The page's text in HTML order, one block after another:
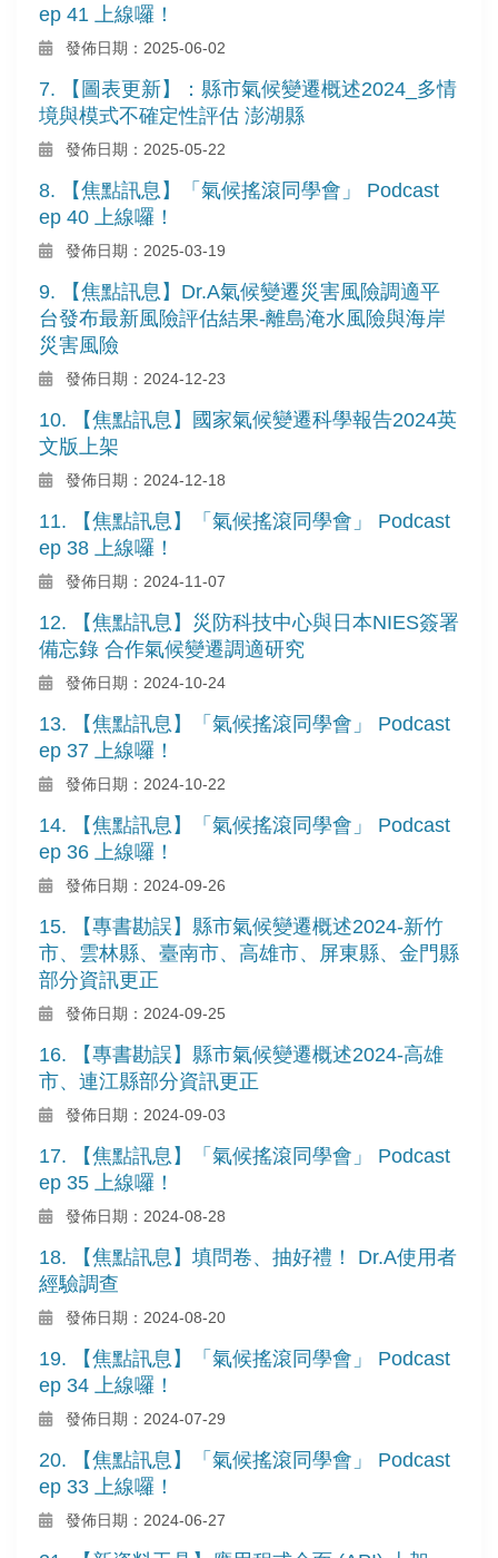
ep 41 上線囉！
發佈日期：2025-06-02
7. 【圖表更新】：縣市氣候變遷概述2024_多情
境與模式不確定性評估 澎湖縣
發佈日期：2025-05-22
8. 【焦點訊息】「氣候搖滾同學會」 Podcast
ep 40 上線囉！
發佈日期：2025-03-19
9. 【焦點訊息】Dr.A氣候變遷災害風險調適平
台發布最新風險評估結果-離島淹水風險與海岸
災害風險
發佈日期：2024-12-23
10. 【焦點訊息】國家氣候變遷科學報告2024英
文版上架
發佈日期：2024-12-18
11. 【焦點訊息】「氣候搖滾同學會」 Podcast
ep 38 上線囉！
發佈日期：2024-11-07
12. 【焦點訊息】災防科技中心與日本NIES簽署
備忘錄 合作氣候變遷調適研究
發佈日期：2024-10-24
13. 【焦點訊息】「氣候搖滾同學會」 Podcast
ep 37 上線囉！
發佈日期：2024-10-22
14. 【焦點訊息】「氣候搖滾同學會」 Podcast
ep 36 上線囉！
發佈日期：2024-09-26
15. 【專書勘誤】縣市氣候變遷概述2024-新竹
市、雲林縣、臺南市、高雄市、屏東縣、金門縣
部分資訊更正
發佈日期：2024-09-25
16. 【專書勘誤】縣市氣候變遷概述2024-高雄
市、連江縣部分資訊更正
發佈日期：2024-09-03
17. 【焦點訊息】「氣候搖滾同學會」 Podcast
ep 35 上線囉！
發佈日期：2024-08-28
18. 【焦點訊息】填問卷、抽好禮！ Dr.A使用者
經驗調查
發佈日期：2024-08-20
19. 【焦點訊息】「氣候搖滾同學會」 Podcast
ep 34 上線囉！
發佈日期：2024-07-29
20. 【焦點訊息】「氣候搖滾同學會」 Podcast
ep 33 上線囉！
發佈日期：2024-06-27